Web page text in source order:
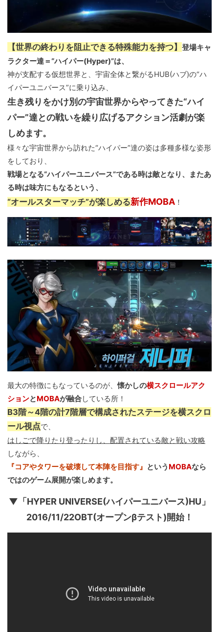
【世界の終わりを阻止できる特殊能力を持つ】 登場キャ
ラクター達＝“ハイパー(Hyper)”は、
神が支配する仮想世界と、宇宙全体と繋がるHUB(ハブ)の“ハ
イパーユニバース”に乗り込み、
生き残りをかけ別の宇宙世界からやってきた“ハイ
パー”達との戦いを繰り広げるアクション活劇が楽
しめます。
様々な宇宙世界から訪れた“ハイパー”達の姿は多種多様な姿形
をしており、
戦場となる“ハイパーユニバース”である時は敵となり、またあ
る時は味方にもなるという、
“オールスターマッチ”が楽しめる新作MOBA ！
最大の特徴にもなっているのが、懐かしの横スクロールアク
ションとMOBAが融合している所！
B3階～4階の計7階層で構成されたステージを横スクロ
ール視点で、
はしごで降りたり登ったりし、配置されている敵と戦い攻略
しながら、
『コアやタワーを破壊して本陣を目指す』 という MOBAなら
ではのゲーム展開が楽しめます。
▼「HYPER UNIVERSE(ハイパーユニバース)HU」
2016/11/22OBT(オープンβテスト)開始！